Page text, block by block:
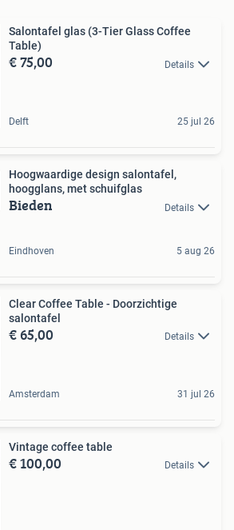
Salontafel glas (3-Tier Glass Coffee
Table)
€ 75,00 Details
Delft 25 jul 26
Hoogwaardige design salontafel,
hoogglans, met schuifglas
Bieden Details
Eindhoven 5 aug 26
Clear Coffee Table - Doorzichtige
salontafel
€ 65,00 Details
Amsterdam 31 jul 26
Vintage coffee table
€ 100,00 Details